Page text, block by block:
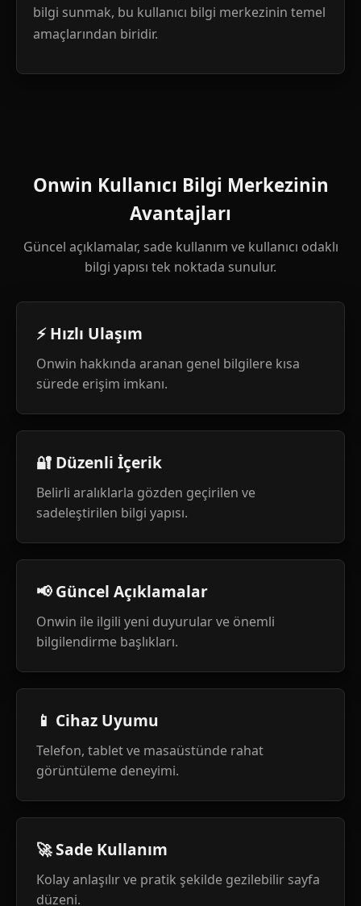
bilgi sunmak, bu kullanıcı bilgi merkezinin temel
amaçlarından biridir.
Onwin Kullanıcı Bilgi Merkezinin
Avantajları
Güncel açıklamalar, sade kullanım ve kullanıcı odaklı
bilgi yapısı tek noktada sunulur.
⚡ Hızlı Ulaşım
Onwin hakkında aranan genel bilgilere kısa
sürede erişim imkanı.
🔐 Düzenli İçerik
Belirli aralıklarla gözden geçirilen ve
sadeleştirilen bilgi yapısı.
📢 Güncel Açıklamalar
Onwin ile ilgili yeni duyurular ve önemli
bilgilendirme başlıkları.
📱 Cihaz Uyumu
Telefon, tablet ve masaüstünde rahat
görüntüleme deneyimi.
🚀 Sade Kullanım
Kolay anlaşılır ve pratik şekilde gezilebilir sayfa
düzeni.